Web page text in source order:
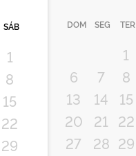
SÁB
1
8
15
22
29
DOM SEG TER
1
6
7 8
13
14 15
20
21 22
27
28 29